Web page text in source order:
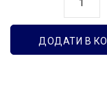
ДОДАТИ В